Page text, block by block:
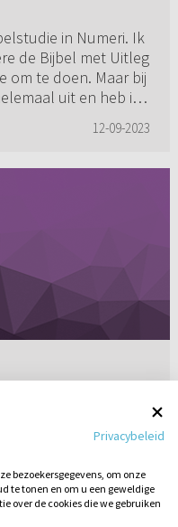
in Numeri. Ik
de Bijbel met Uitleg
om te doen. Maar bij
uit en heb ik
12-09-2023
bij elkaar. We
vijf, vier en een van
12-09-2008
Privacybeleid
bezoekersgegevens, om onze
te tonen en om u een geweldige
over de cookies die we gebruiken